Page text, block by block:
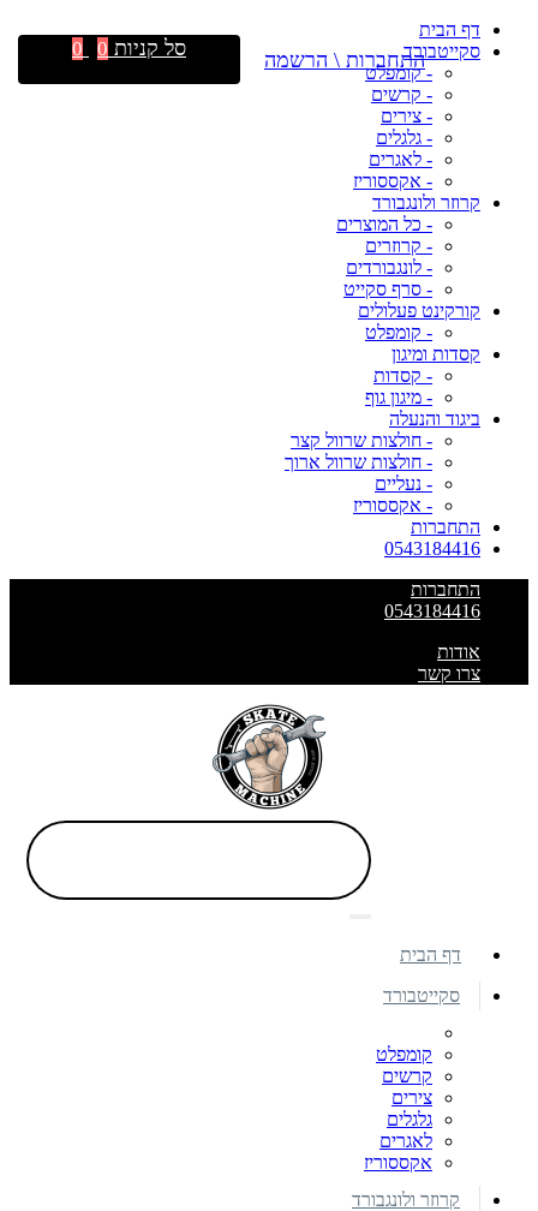
דף הבית
סקייטבורד
- קומפלט
- קרשים
- צירים
- גלגלים
- לאגרים
- אקססוריז
קרוזר ולונגבורד
- כל המוצרים
- קרוזרים
- לונגבורדים
- סרף סקייט
קורקינט פעלולים
- קומפלט
קסדות ומיגון
- קסדות
- מיגון גוף
ביגוד והנעלה
- חולצות שרוול קצר
- חולצות שרוול ארוך
- נעליים
- אקססוריז
התחברות
0543184416
התחברות
0543184416
אודות
צרו קשר
התחברות \ הרשמה סל קניות 0
0
דף הבית
סקייטבורד
קומפלט
קרשים
צירים
גלגלים
לאגרים
אקססוריז
קרוזר ולונגבורד